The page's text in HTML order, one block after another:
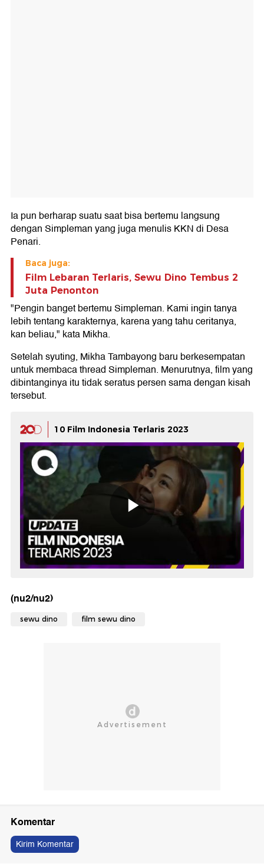
Ia pun berharap suatu saat bisa bertemu langsung
dengan Simpleman yang juga menulis KKN di Desa
Penari.
Baca juga:
Film Lebaran Terlaris, Sewu Dino Tembus 2
Juta Penonton
"Pengin banget bertemu Simpleman. Kami ingin tanya
lebih tentang karakternya, karena yang tahu ceritanya,
kan beliau," kata Mikha.
Setelah syuting, Mikha Tambayong baru berkesempatan
untuk membaca thread Simpleman. Menurutnya, film yang
dibintanginya itu tidak seratus persen sama dengan kisah
tersebut.
10 Film Indonesia Terlaris 2023
(nu2/nu2)
sewu dino film sewu dino
Komentar
Kirim Komentar